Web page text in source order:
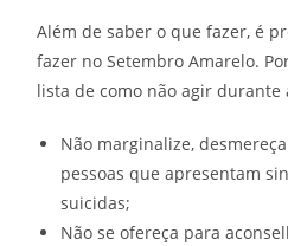
Além de saber o que fazer, é
fazer no Setembro Amarelo.
lista de como não agir durante
Não marginalize,
pessoas que apresentam
suicidas;
Não se ofereça para